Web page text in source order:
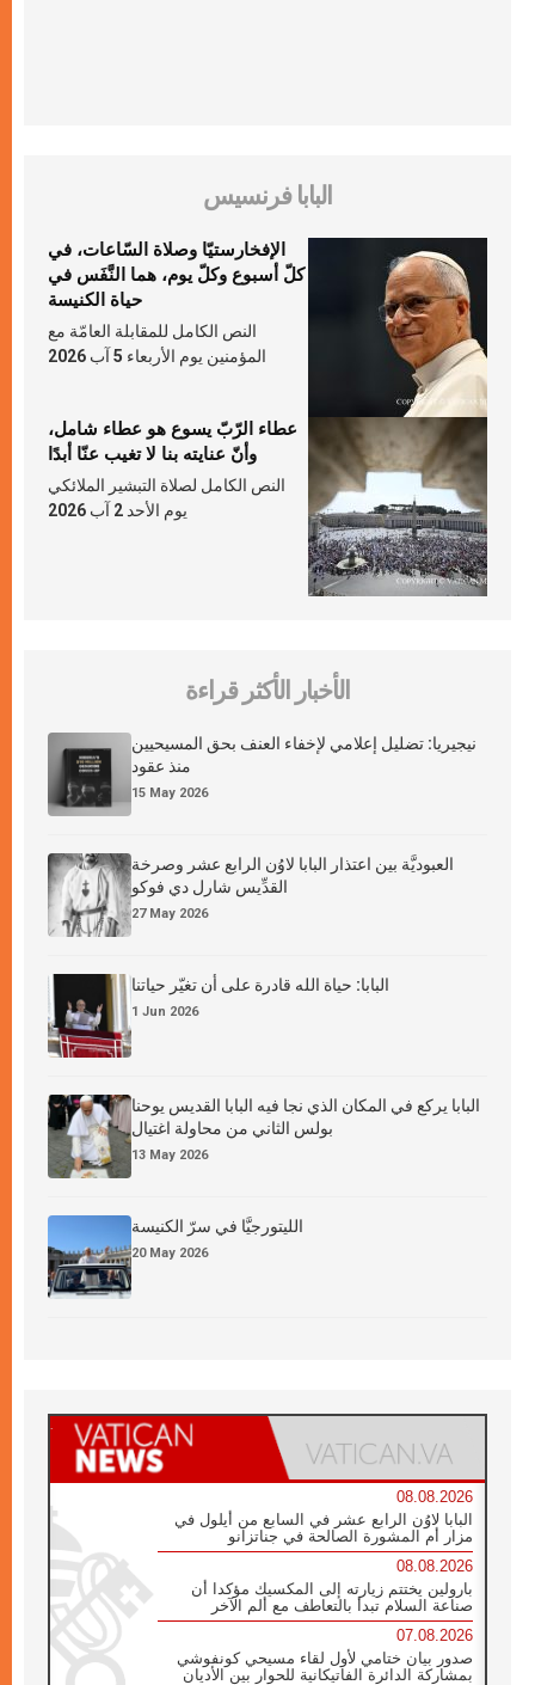
البابا فرنسيس
الإفخارستيّا وصلاة السّاعات، في
كلّ أسبوع وكلّ يوم، هما النَّفَس في
حياة الكنيسة
النص الكامل للمقابلة العامّة مع
المؤمنين يوم الأربعاء 5 آب 2026
عطاء الرّبّ يسوع هو عطاء شامل،
وأنّ عنايته بنا لا تغيب عنّا أبدًا
النص الكامل لصلاة التبشير الملائكي
يوم الأحد 2 آب 2026
الأخبار الأكثر قراءة
نيجيريا: تضليل إعلامي لإخفاء العنف بحق المسيحيين
منذ عقود
15 May 2026
العبوديَّة بين اعتذار البابا لاوُن الرابع عشر وصرخة
القدِّيس شارل دي فوكو
27 May 2026
البابا: حياة الله قادرة على أن تغيّر حياتنا
1 Jun 2026
البابا يركع في المكان الذي نجا فيه البابا القديس يوحنا
بولس الثاني من محاولة اغتيال
13 May 2026
الليتورجيَّا في سرّ الكنيسة
20 May 2026
08.08.2026
البابا لاوُن الرابع عشر في السابع من أيلول في
مزار أم المشورة الصالحة في جناتزانو
08.08.2026
بارولين يختتم زيارته إلى المكسيك مؤكدا أن
صناعة السلام تبدأ بالتعاطف مع ألم الآخر
07.08.2026
صدور بيان ختامي لأول لقاء مسيحي كونفوشي
بمشاركة الدائرة الفاتيكانية للحوار بين الأديان